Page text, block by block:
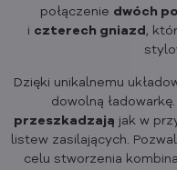
połączenie dwóch
i czterech gniazd ,
Dzięki unikalnemu
dowolną
przeszkadzają jak w
listew zasilających.
celu stworzenia